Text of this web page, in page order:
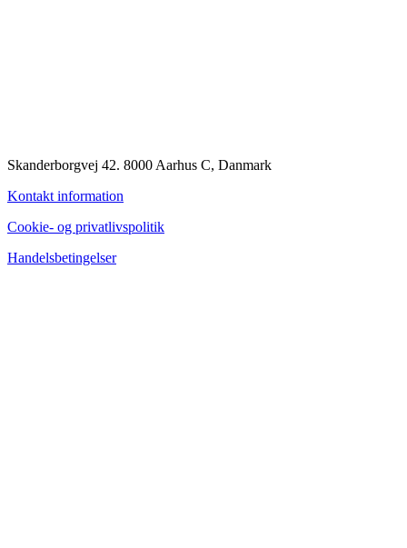
Skanderborgvej 42. 8000 Aarhus C, Danmark
Kontakt information
Cookie- og privatlivspolitik
Handelsbetingelser